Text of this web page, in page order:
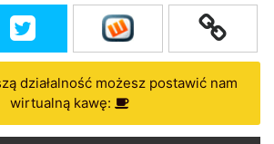
działalność możesz postawić nam
wirtualną kawę: